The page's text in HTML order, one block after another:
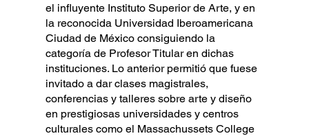
el influyente Instituto Superior de Arte, y en
la reconocida Universidad Iberoamericana
Ciudad de México consiguiendo la
categoría de Profesor Titular en dichas
instituciones. Lo anterior permitió que fuese
invitado a dar clases magistrales,
conferencias y talleres sobre arte y diseño
en prestigiosas universidades y centros
culturales como el Massachussets College